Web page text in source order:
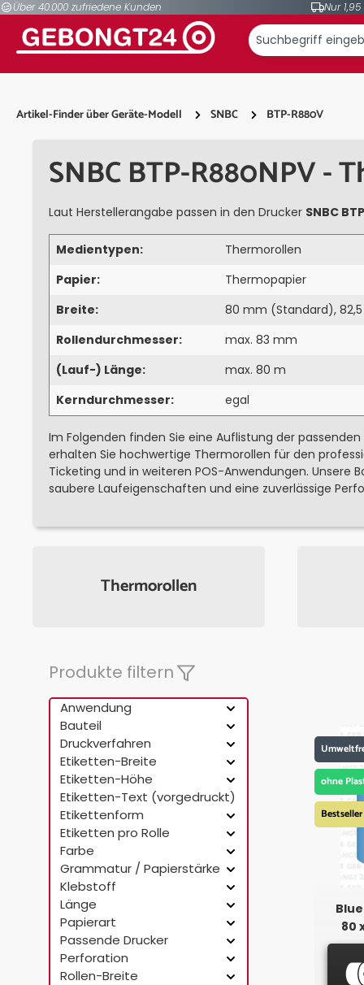
Zur Hauptnavigation springen
Über 40.000 zufriedene Kunden Nur
Artikel-Finder über Geräte-Modell SNBC BTP-R880V
SNBC BTP-R880NPV -
Laut Herstellerangabe passen in den Drucker SNBC
Medientypen:
Thermorollen
Papier:
Thermopapier
Breite:
80 mm (Standard),
Rollendurchmesser:
max. 83 mm
(Lauf-) Länge:
max. 80 m
Kerndurchmesser:
egal
Im Folgenden finden Sie eine Auflistung der
erhalten Sie hochwertige Thermorollen für den
Ticketing und in weiteren POS-Anwendungen. Unsere
saubere Laufeigenschaften und eine zuverlässige
Thermorollen
Produkte filtern
Anwendung
Bauteil
Druckverfahren
Etiketten-Breite
Etiketten-Höhe
Etiketten-Text (vorgedruckt)
Etikettenform
Etiketten pro Rolle
Farbe
Grammatur / Papierstärke
Klebstoff
Länge
Papierart
Passende Drucker
Perforation
Rollen-Breite
ohne
Bestseller
80